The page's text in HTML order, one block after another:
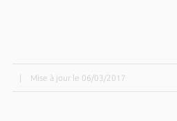
Mise à jour le 06/03/2017